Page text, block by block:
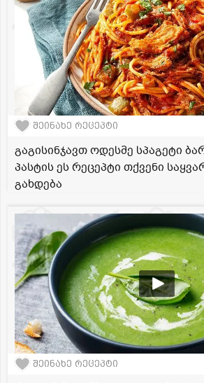
შეინახე რეცეპტი
გაგისინჯავთ ოდესმე სპაგეტი
პასტის ეს რეცეპტი თქვენი
გახდება
შეინახე რეცეპტი